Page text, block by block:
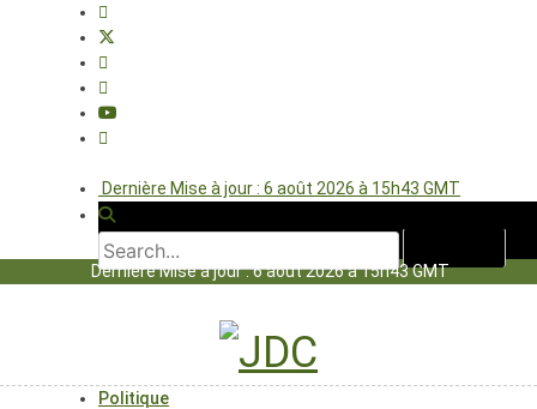
Dernière Mise à jour : 6 août 2026 à 15h43 GMT
Dernière Mise à jour : 6 août 2026 à 15h43 GMT
Politique